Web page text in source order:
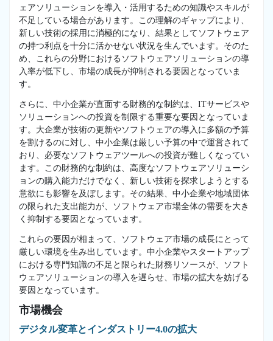
ェアソリューションを導入・活用するための知識やスキルが
不足している場合があります。この理解のギャップにより、
新しい技術の採用に消極的になり、結果としてソフトウェア
の持つ利点を十分に活かせない状況を生んでいます。そのた
め、これらの分野におけるソフトウェアソリューションの導
入率が低下し、市場の成長が抑制される要因となっていま
す。
さらに、中小企業が直面する財務的な制約は、ITサービスや
ソリューションへの投資を制限する重要な要因となっていま
す。大企業が技術の更新やソフトウェアの導入に多額の予算
を割けるのに対し、中小企業は厳しい予算の中で運営されて
おり、必要なソフトウェアツールへの投資が難しくなってい
ます。この財務的な制約は、高度なソフトウェアソリューシ
ョンの購入能力だけでなく、新しい技術を探求しようとする
意欲にも影響を及ぼします。その結果、中小企業や地域団体
の限られた支出能力が、ソフトウェア市場全体の需要を大き
く抑制する要因となっています。
これらの要因が相まって、ソフトウェア市場の成長にとって
厳しい環境を生み出しています。中小企業やスタートアップ
における専門知識の不足と限られた財務リソースが、ソフト
ウェアソリューションの導入を遅らせ、市場の拡大を妨げる
要因となっています。
市場機会
デジタル変革とインダストリー4.0の拡大